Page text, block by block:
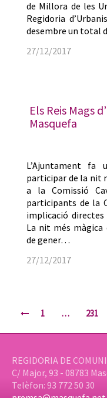
de Millora de
Regidoria
desembre un total
27/12/2017
Els Reis Mags
Masquefa
L’Ajuntament
participar de la nit
a la Comissió
participants de la
implicació
La nit més màgica
de gener…
27/12/2017
1 … 231
REGIDORIA DE
C/ Major, 93 - 08783
Telèfon: 93 772 50 30